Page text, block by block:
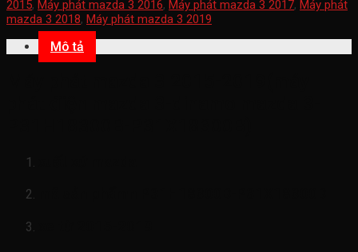
2015, Máy phát mazda 3 2016, Máy phát mazda 3 2017, Máy phát
mazda 3 2018, Máy phát mazda 3 2019
Mô tả